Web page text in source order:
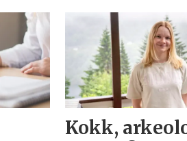
Kokk,